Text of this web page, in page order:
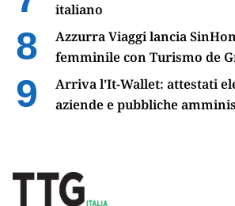
italiano
Azzurra Viaggi lancia
femminile con Turismo de
Arriva l’It-Wallet: attestati
aziende e pubbliche